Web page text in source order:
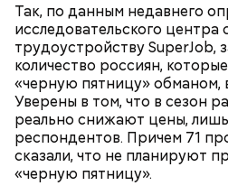
Так, по данным недавнего
исследовательского центра
трудоустройству SuperJob,
количество россиян,
«черную пятницу» обманом,
Уверены в том, что в сезон
реально снижают цены,
респондентов. Причем 71
сказали, что не планируют
«черную пятницу».
Что касается хранения
стоит использовать
максимальным процентом и